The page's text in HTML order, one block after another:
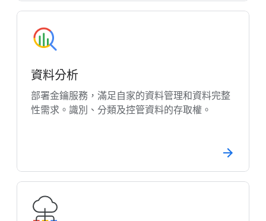
資料分析
部署金鑰服務，滿足自家的資料管理和資料完整
性需求。識別、分類及控管資料的存取權。